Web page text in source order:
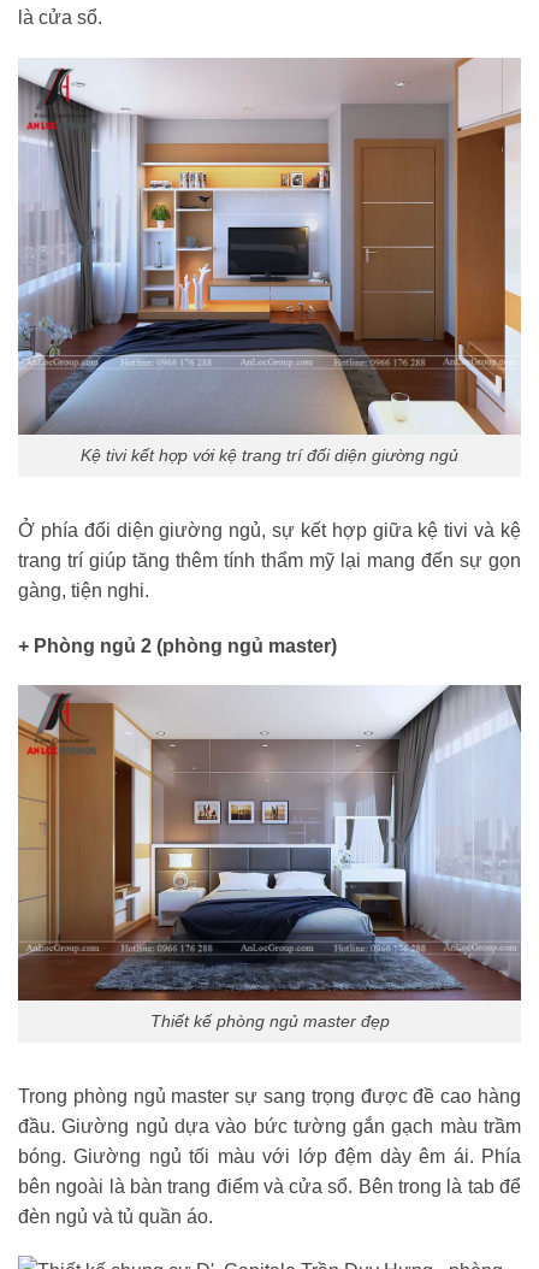
là cửa sổ.
Kệ tivi kết hợp với kệ trang trí đối diện giường ngủ
Ở phía đối diện giường ngủ, sự kết hợp giữa kệ tivi và kệ
trang trí giúp tăng thêm tính thẩm mỹ lại mang đến sự gọn
gàng, tiện nghi.
+ Phòng ngủ 2 (phòng ngủ master)
Thiết kế phòng ngủ master đẹp
Trong phòng ngủ master sự sang trọng được đề cao hàng
đầu. Giường ngủ dựa vào bức tường gắn gạch màu trầm
bóng. Giường ngủ tối màu với lớp đệm dày êm ái. Phía
bên ngoài là bàn trang điểm và cửa sổ. Bên trong là tab để
đèn ngủ và tủ quần áo.